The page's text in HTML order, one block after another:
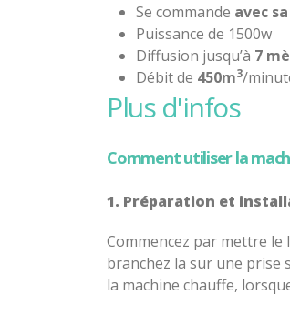
Se commande avec
Puissance de 1500w
Diffusion jusqu’à 7
Débit de 450m3/
plus d'infos
Comment utiliser la
1. Préparation et
Commencez par mettre
branchez la sur une prise
la machine chauffe,